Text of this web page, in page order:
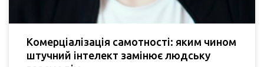
Комерціалізація самотності: яким чином
штучний інтелект замінює людську